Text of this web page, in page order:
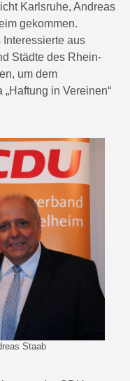
Karlsruhe, Andreas
gekommen.
aus
Städte des Rhein-
um dem
in Vereinen“
Staab